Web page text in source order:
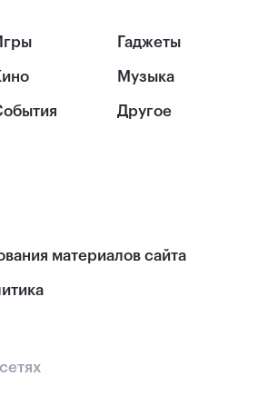
Гаджеты
Музыка
Другое
материалов сайта